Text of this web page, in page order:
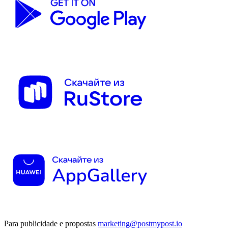
Para publicidade e propostas marketing@postmypost.io